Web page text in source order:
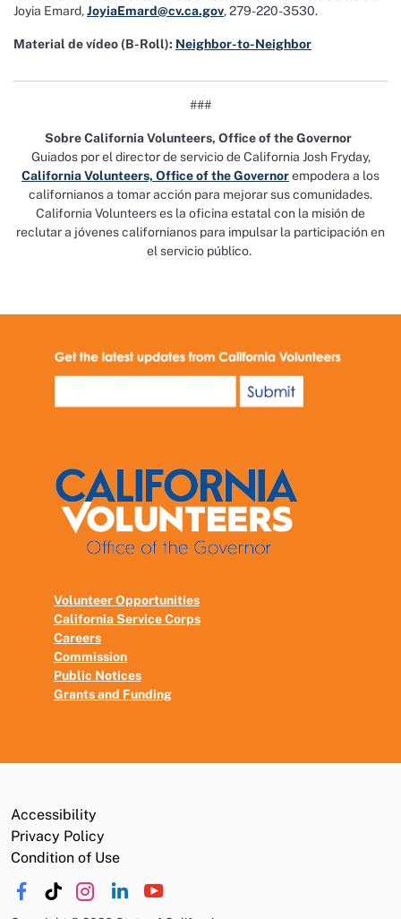
Joyia Emard,JoyiaEmard@cv.ca.gov, 279-220-3530.
Material de vídeo (B-Roll): Neighbor-to-Neighbor
###
Sobre California Volunteers, Office of the Governor
Guiados por el director de servicio de California Josh Fryday,
California Volunteers, Office of the Governorempodera a los
californianos a tomar acción para mejorar sus comunidades.
California Volunteers es la oficina estatal con la misión de
reclutar a jóvenes californianos para impulsar la participación en
el servicio público.
Volunteer Opportunities
California Service Corps
Careers
Commission
Public Notices
Grants and Funding
Accessibility
Privacy Policy
Condition of Use